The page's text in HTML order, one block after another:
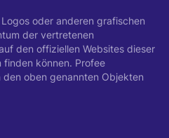
oder anderen grafischen
der vertretenen
den offiziellen Websites dieser
finden können. Profee
oben genannten Objekten